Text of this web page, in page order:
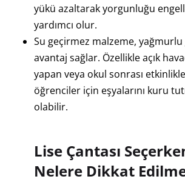
yükü azaltarak yorgunluğu
yardımcı olur.
Su geçirmez malzeme,
avantaj sağlar. Özellikle açık
yapan veya okul sonrası
öğrenciler için eşyalarını kuru
olabilir.
Lise Çantası
Nelere Dikkat